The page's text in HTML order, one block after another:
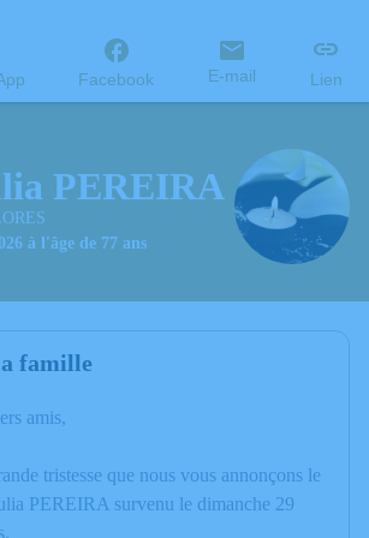
Facebook E-mail Lien
PEREIRA
à l'âge de 77 ans
famille
amis,
tristesse que nous vous annonçons le
PEREIRA survenu le dimanche 29